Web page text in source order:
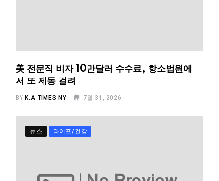
美 전문직 비자 10만달러 수수료, 항소법원에
서 또 제동 걸려
BY K.A TIMES NY 7월 31, 2026
뉴스 라이프/건강